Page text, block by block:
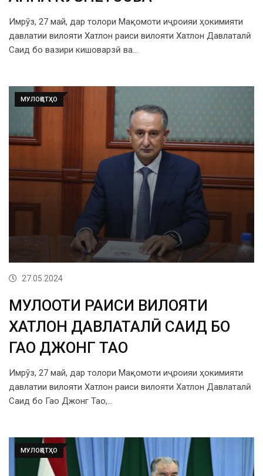
Имрӯз, 27 май, дар толори Мақомоти иҷроияи ҳокимияти
давлатии вилояти Хатлон раиси вилояти Хатлон Давлаталӣ
Саид бо вазири кишоварзӣ ва…
МУЛОҚОТҲО
27.05.2024
МУЛОҚОТИ РАИСИ ВИЛОЯТИ
ХАТЛОН ДАВЛАТАЛӢ САИД БО
ГАО ДЖОНГ ТАО
Имрӯз, 27 май, дар толори Мақомоти иҷроияи ҳокимияти
давлатии вилояти Хатлон раиси вилояти Хатлон Давлаталӣ
Саид бо Гао Джонг Тао,…
МУЛОҚОТҲО